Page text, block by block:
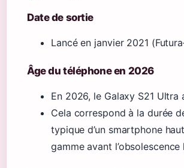
Date de sortie
Lancé en janvier 2021
Âge du téléphone en 2026
En 2026, le Galaxy S21 Ultra
Cela correspond à la durée
typique d’un smartphone
gamme avant